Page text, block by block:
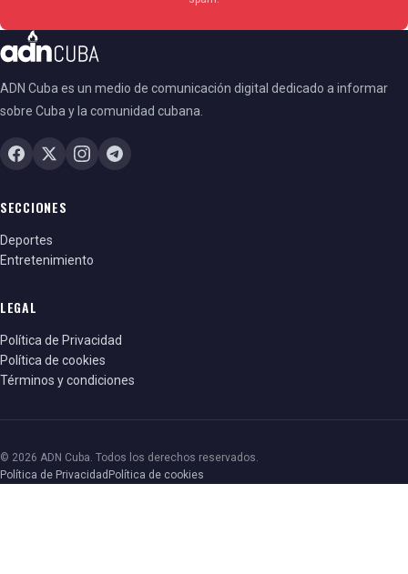
ADN Cuba es un medio de comunicación digital dedicado a informar
sobre Cuba y la comunidad cubana.
SECCIONES
Deportes
Entretenimiento
LEGAL
Política de Privacidad
Política de cookies
Términos y condiciones
© 2026 ADN Cuba. Todos los derechos reservados.
Política de Privacidad Política de cookies